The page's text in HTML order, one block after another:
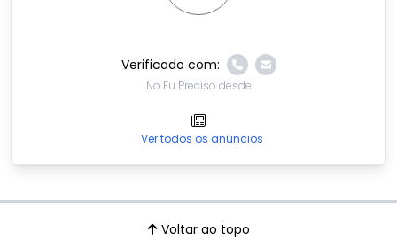
Verificado com:
No Eu Preciso desde
Ver todos os anúncios
Voltar ao topo